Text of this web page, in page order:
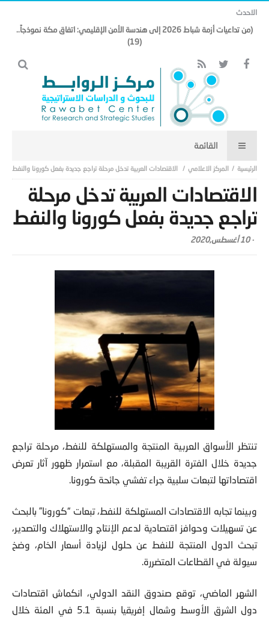
الاحدث
(من تداعيات أزمة شباط 2026 إلى هندسة الأمن الإقليمي: اتفاق مكة نموذجاً..
(19)
المركز الاعلامي الاقتصادات العربية تدخل مرحلة تراجع جديدة بفعل كورونا والنفط
الاقتصادات العربية تدخل مرحلة
تراجع جديدة بفعل كورونا والنفط
-10 أغسطس,2020
تنتظر الأسواق العربية المنتجة والمستهلكة للنفط، مرحلة تراجع
جديدة خلال الفترة القريبة المقبلة، مع استمرار ظهور آثار تعرض
اقتصاداتها لتبعات سلبية جراء تفشي جائحة كورونا.
وبينما تجابه الاقتصادات المستهلكة للنفط، تبعات “كورونا” بالبحث
عن تسهيلات وحوافز اقتصادية لدعم الإنتاج والاستهلاك والتصدير،
تبحث الدول المنتجة للنفط عن حلول لزيادة أسعار الخام، وضخ
سيولة في القطاعات المتضررة.
الشهر الماضي، توقع صندوق النقد الدولي، انكماش اقتصادات
دول الشرق الأوسط وشمال إفريقيا بنسبة 5.1 في المئة خلال